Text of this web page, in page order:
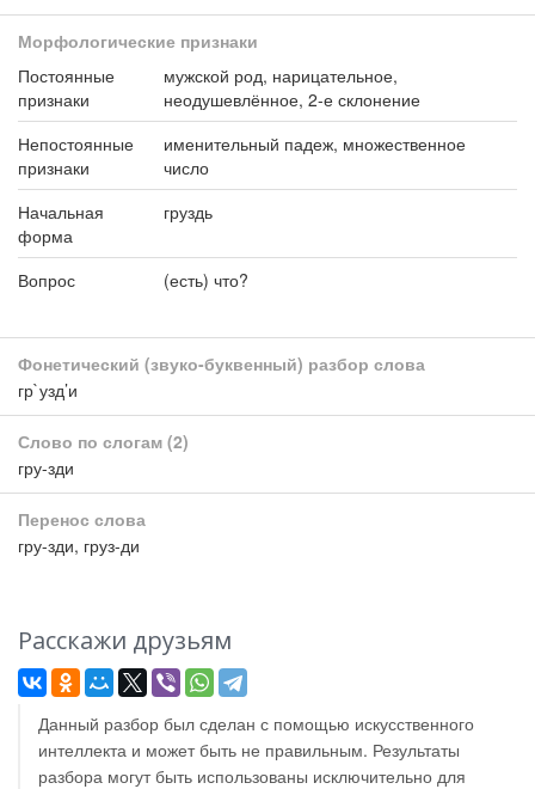
Морфологические признаки
Постоянные
признаки
мужской род, нарицательное,
неодушевлённое, 2-е склонение
Непостоянные
признаки
именительный падеж, множественное
число
Начальная
форма
груздь
Вопрос (есть) что?
Фонетический (звуко-буквенный) разбор слова
гр`узд’и
Слово по слогам (2)
гру-зди
Перенос слова
гру-зди, груз-ди
Расскажи друзьям
Данный разбор был сделан с помощью искусственного
интеллекта и может быть не правильным. Результаты
разбора могут быть использованы исключительно для